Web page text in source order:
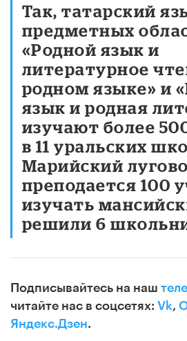
Так, татарский
предметных
«Родной язык и
литературное
родном языке» и
язык и родная
изучают более
в 11 уральских
Марийский
преподается 100
изучать
решили 6
Подписывайтесь на наш
читайте нас в соцсетях: Vk,
Яндекс.Дзен.